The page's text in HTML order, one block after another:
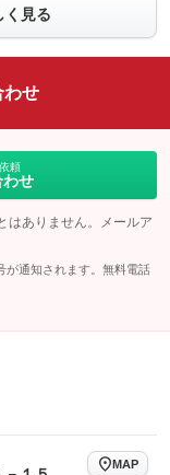
カメラ
し
し
ール
し
し
く見る
わせ
頼
わせ
はありません。メールア
が通知されます。無料電話
MAP